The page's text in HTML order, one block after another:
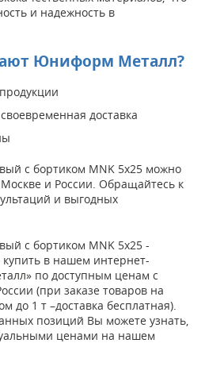
и надежность в
Юниформ Металл?
доставка
с бортиком MNK 5х25 можно
Москве и России. Обращайтесь к
и выгодных
с бортиком MNK 5х25 -
в нашем интернет-
по доступным ценам с
(при заказе товаров на
до 1 т –доставка бесплатная).
позиций Вы можете узнать,
ценами на нашем